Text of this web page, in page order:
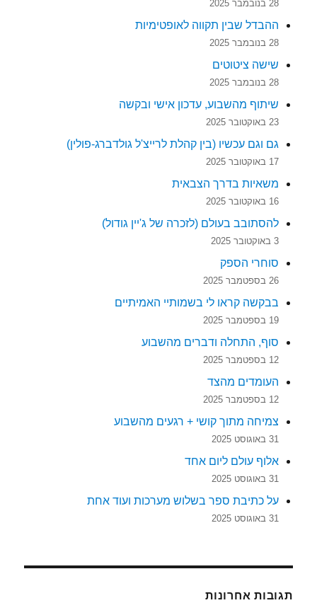
28 בנובמבר 2025
ההבדל שבין תקווה לאופטימיות
28 בנובמבר 2025
שישה ציטוטים
28 בנובמבר 2025
שיתוף מהשבוע, עדכון אישי ובקשה
23 באוקטובר 2025
גם וגם עכשיו (בין קהלת לרייצ'ל גולדברג-פולין)
17 באוקטובר 2025
משאיות בדרך הצבאית
16 באוקטובר 2025
להסתובב בעולם (לזכרה של ג'יין גודול)
3 באוקטובר 2025
סוחרי הספק
26 בספטמבר 2025
בבקשה קראו לי בשמותיי האמיתיים
19 בספטמבר 2025
סוף, התחלה ודברים מהשבוע
12 בספטמבר 2025
העומדים מהצד
12 בספטמבר 2025
צמיחה מתוך קושי + רגעים מהשבוע
31 באוגוסט 2025
אלוף עולם ליום אחד
31 באוגוסט 2025
על כתיבת ספר בשלוש מערכות ועוד אחת
31 באוגוסט 2025
תגובות אחרונות